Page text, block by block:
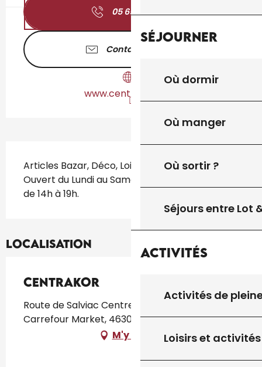
Séjourner
Où dormir
Où manger
Où sortir ?
Séjours entre Lot
Activités
Activités de
Loisirs et activités
05 65 41 20▒▒
Contactez-nous
www.centrakor.com
Articles Bazar, Déco, Loisirs, cadeaux, Plein Air.
Ouvert du Lundi au Samedi de 9h30 à 12h30 et
de 14h à 19h.
Localisation
Centrakor
Route de Salviac Centre Commercial
Carrefour Market, 46300 Gourdon
M'y rendre